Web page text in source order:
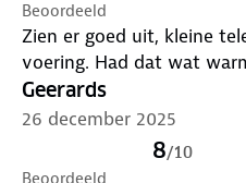
Beoordeeld
Zien er goed uit, kleine
voering. Had dat wat
Geerards
26 december 2025
8/10
Beoordeeld